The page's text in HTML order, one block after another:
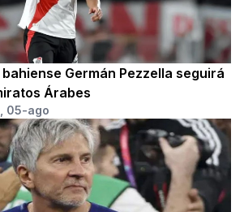
Germán Pezzella seguirá
Árabes
05-ago